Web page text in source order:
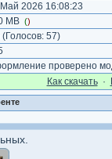
2026 16:08:23
MB ()
(Голосов: 57)
проверено
Как cкачать·